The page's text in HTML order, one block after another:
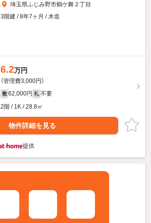
埼玉県ふじみ野市鶴ケ舞２丁目
3階建 / 8年7ヶ月 / 木造
6.2万円
（管理費3,000円）
敷 62,000円 礼 不要
2階 / 1K / 28.8㎡
物件詳細を見る
提供